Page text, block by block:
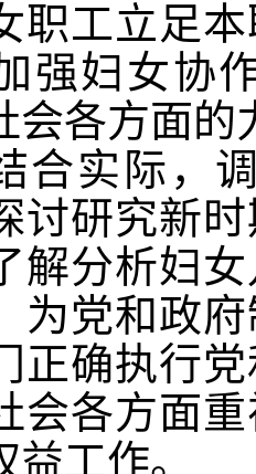
职工立足
强妇女协
会各方面
合实际，
讨研究新
解分析妇
为党和政
正确执行
会各方面
工作。